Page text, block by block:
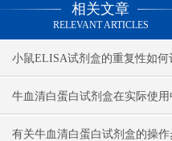
相关文章
RELEVANT ARTICLES
小鼠ELISA试剂盒的重复性如何
估？
牛血清白蛋白试剂盒在实际使用
分为多种类型测定
有关牛血清白蛋白试剂盒的操作